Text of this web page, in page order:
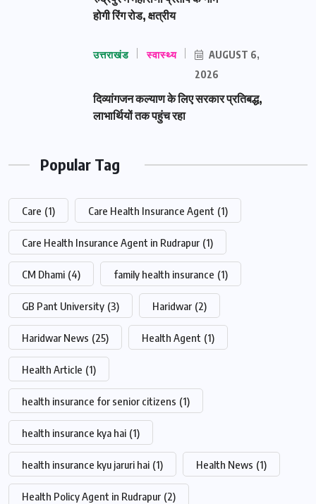
होगी रिंग रोड, क्षत्रीय
उत्तराखंड स्वास्थ्य
AUGUST 6,
2026
दिव्यांगजन कल्याण के लिए सरकार प्रतिबद्ध,
लाभार्थियों तक पहुंच रहा
Popular Tag
Care (1) Care Health Insurance Agent (1)
Care Health Insurance Agent in Rudrapur (1)
CM Dhami (4) family health insurance (1)
GB Pant University (3) Haridwar (2)
Haridwar News (25) Health Agent (1)
Health Article (1)
health insurance for senior citizens (1)
health insurance kya hai (1)
health insurance kyu jaruri hai (1) Health News (1)
Health Policy Agent in Rudrapur (2)